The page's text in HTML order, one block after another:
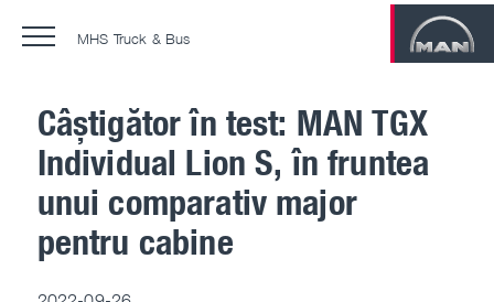
MHS Truck & Bus
Câștigător în test: MAN TGX
Individual Lion S, în fruntea
unui comparativ major
pentru cabine
Contractele de service MAN
MAN ProfiDrive
Training center